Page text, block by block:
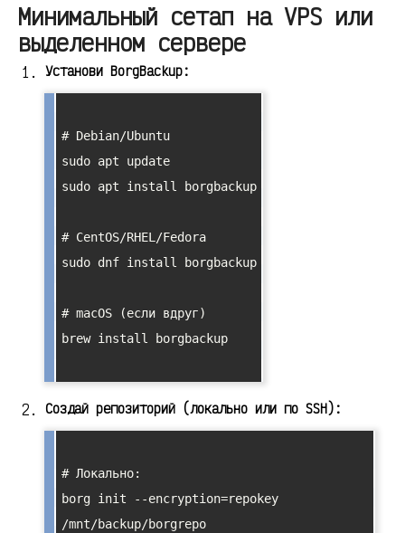
Минимальный сетап на VPS или
выделенном сервере
Установи BorgBackup:
# Debian/Ubuntu
sudo apt update
sudo apt install borgbackup
# CentOS/RHEL/Fedora
sudo dnf install borgbackup
# macOS (если вдруг)
brew install borgbackup
Создай репозиторий (локально или по SSH):
# Локально:
borg init --encryption=repokey
/mnt/backup/borgrepo